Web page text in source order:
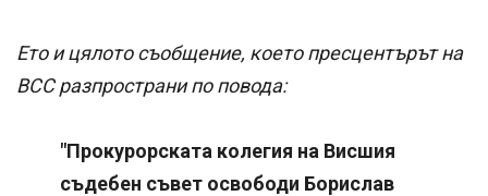
Ето и цялото съобщение, което пресцентърът на
ВСС разпространи по повода:
"Прокурорската колегия на Висшия
съдебен съвет освободи Борислав